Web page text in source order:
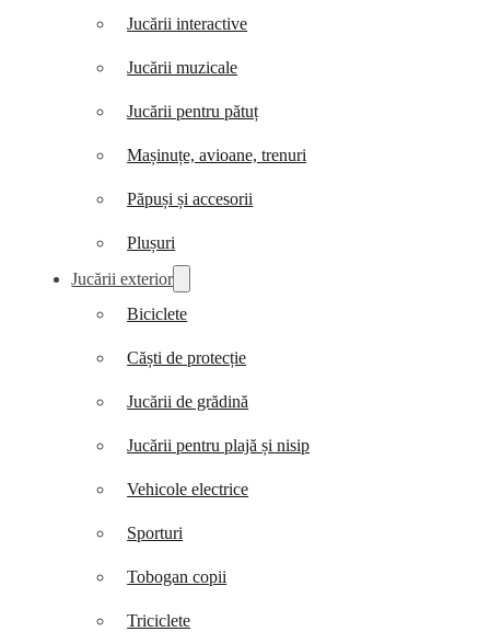
Jucării interactive
Jucării muzicale
Jucării pentru pătuț
Mașinuțe, avioane, trenuri
Păpuși și accesorii
Plușuri
Jucării exterior
Biciclete
Căști de protecție
Jucării de grădină
Jucării pentru plajă și nisip
Vehicole electrice
Sporturi
Tobogan copii
Triciclete